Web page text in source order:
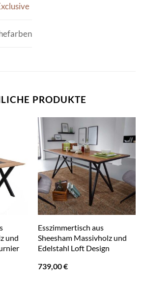
PRODUKTE
und
Esszimmertisch aus
Sheesham Massivholz und
Edelstahl Loft Design
739,00€